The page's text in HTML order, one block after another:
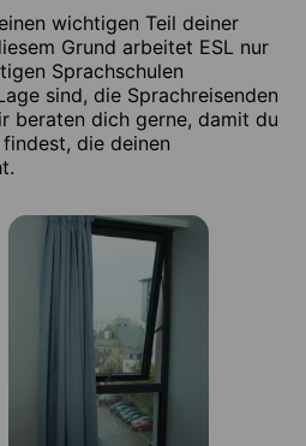
wichtigen Teil deiner
Grund arbeitet ESL nur
Sprachschulen
sind, die Sprachreisenden
beraten dich gerne, damit du
die deinen